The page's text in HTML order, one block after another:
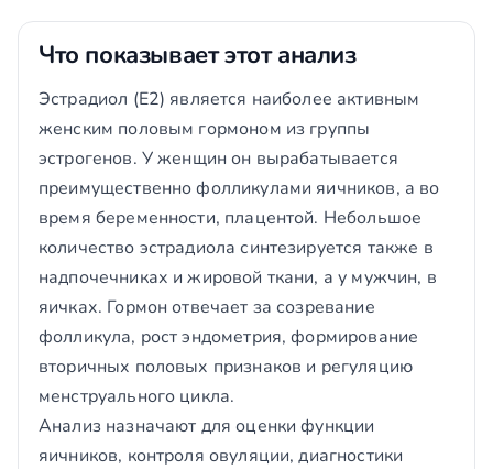
Что показывает этот анализ
Эстрадиол (Е2) является наиболее активным
женским половым гормоном из группы
эстрогенов. У женщин он вырабатывается
преимущественно фолликулами яичников, а во
время беременности, плацентой. Небольшое
количество эстрадиола синтезируется также в
надпочечниках и жировой ткани, а у мужчин, в
яичках. Гормон отвечает за созревание
фолликула, рост эндометрия, формирование
вторичных половых признаков и регуляцию
менструального цикла.
Анализ назначают для оценки функции
яичников, контроля овуляции, диагностики